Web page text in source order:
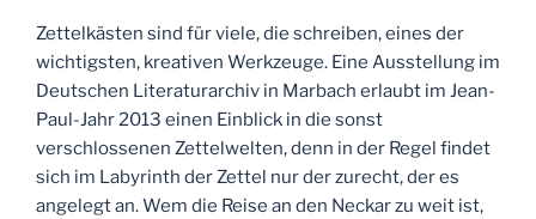
Zettelkästen sind für viele, die schreiben, eines der
wichtigsten, kreativen Werkzeuge. Eine Ausstellung im
Deutschen Literaturarchiv in Marbach erlaubt im Jean-
Paul-Jahr 2013 einen Einblick in die sonst
verschlossenen Zettelwelten, denn in der Regel findet
sich im Labyrinth der Zettel nur der zurecht, der es
angelegt an. Wem die Reise an den Neckar zu weit ist,